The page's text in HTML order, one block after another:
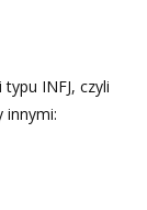
INFJ, czyli
innymi: